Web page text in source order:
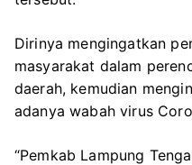
Dirinya mengingatkan
masyarakat dalam
daerah, kemudian
adanya wabah virus
“Pemkab Lampung